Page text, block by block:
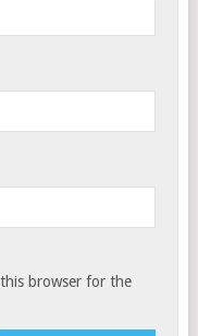
browser for the